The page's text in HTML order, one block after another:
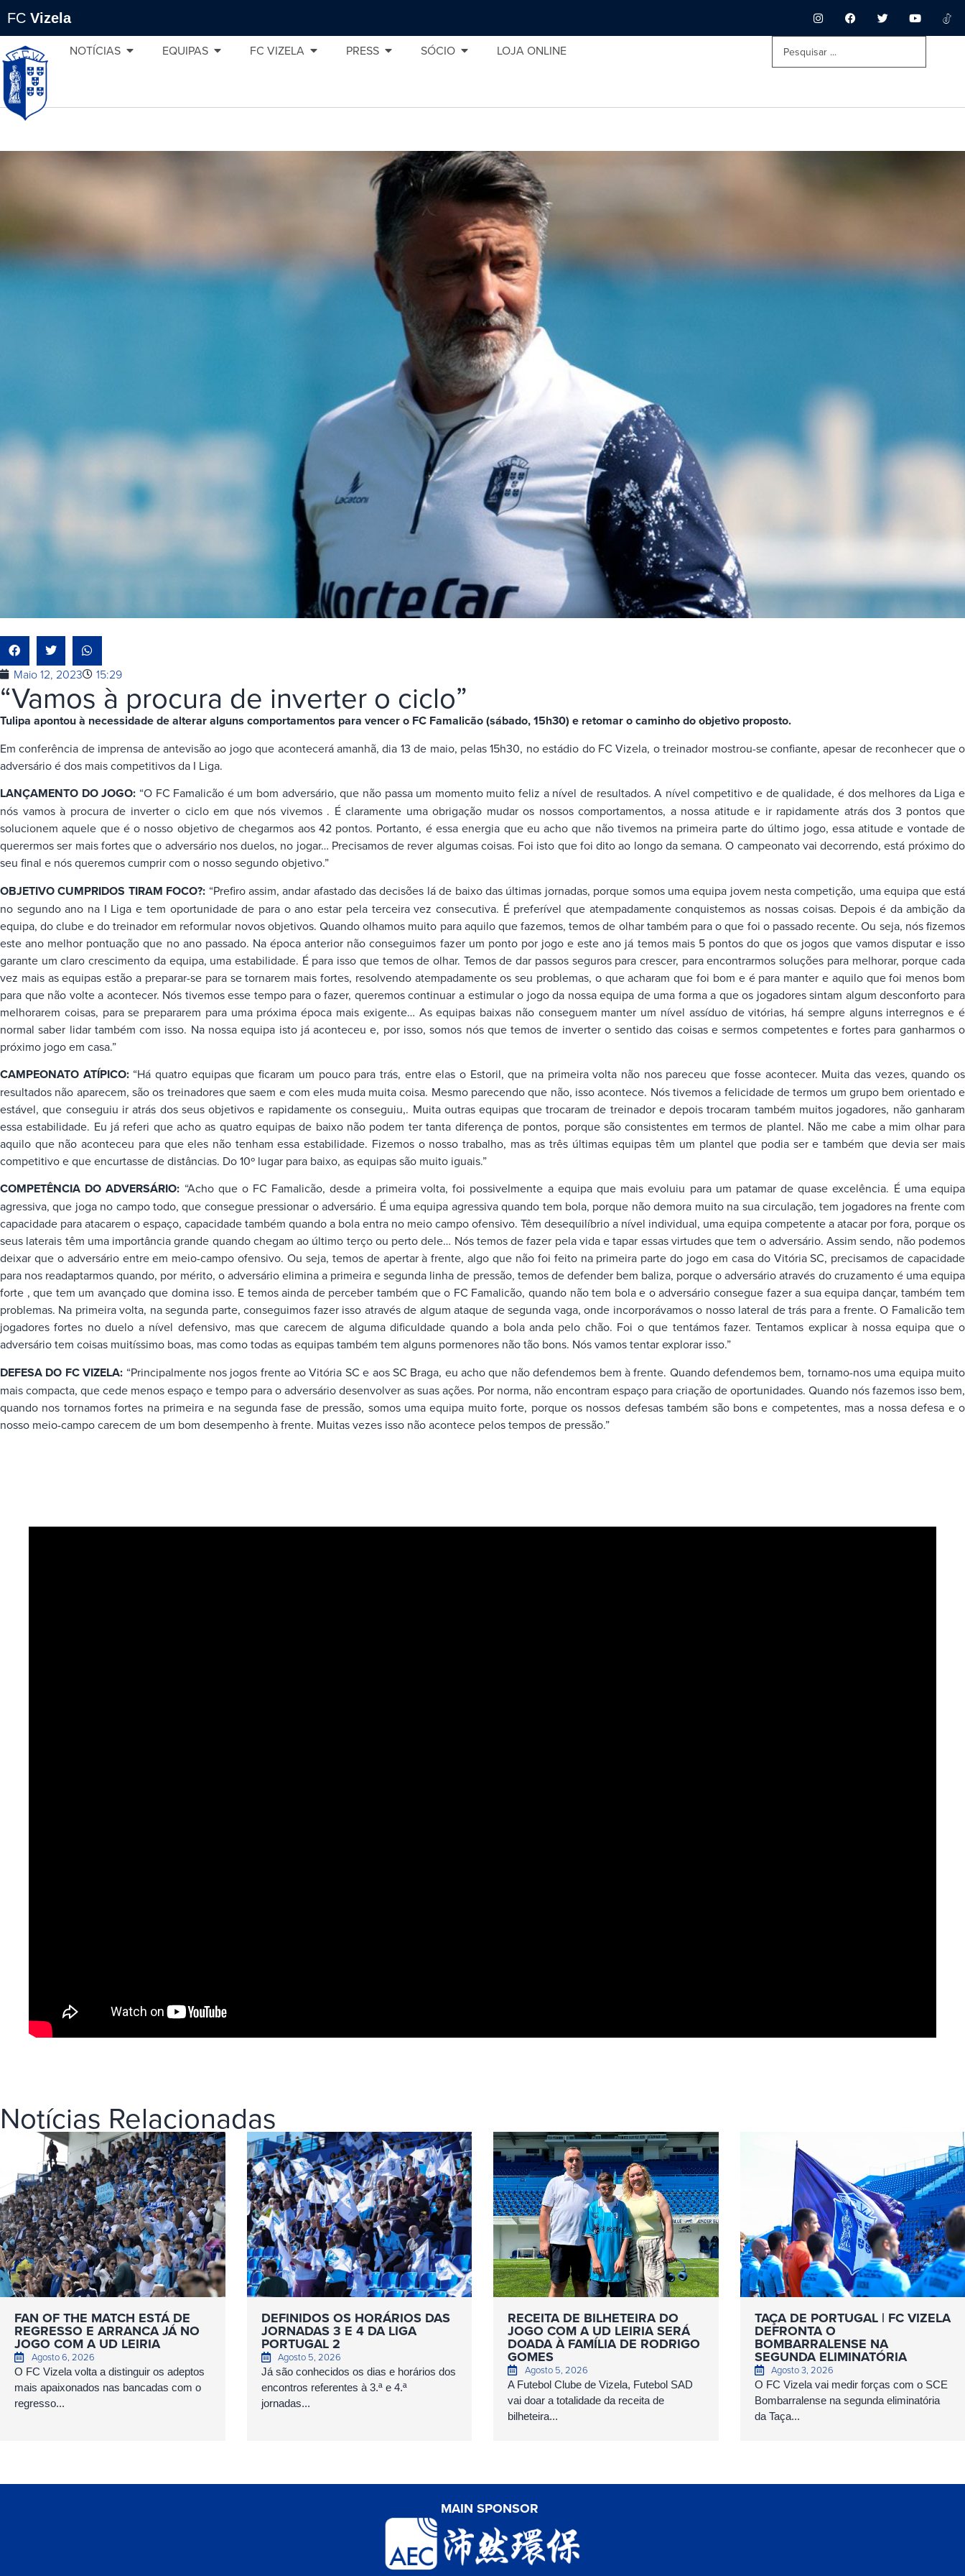
FC Vizela
NOTÍCIAS EQUIPAS FC VIZELA PRESS SÓCIO LOJA ONLINE
Maio 12, 2023 15:29
“Vamos à procura de inverter o ciclo”
Tulipa apontou à necessidade de alterar alguns comportamentos para vencer o FC Famalicão (sábado, 15h30) e retomar o caminho do objetivo proposto.
Em conferência de imprensa de antevisão ao jogo que acontecerá amanhã, dia 13 de maio, pelas 15h30, no estádio do FC Vizela, o treinador mostrou-se confiante, apesar de reconhecer que o
adversário é dos mais competitivos da I Liga.
LANÇAMENTO DO JOGO: “O FC Famalicão é um bom adversário, que não passa um momento muito feliz a nível de resultados. A nível competitivo e de qualidade, é dos melhores da Liga e
nós vamos à procura de inverter o ciclo em que nós vivemos . É claramente uma obrigação mudar os nossos comportamentos, a nossa atitude e ir rapidamente atrás dos 3 pontos que
solucionem aquele que é o nosso objetivo de chegarmos aos 42 pontos. Portanto, é essa energia que eu acho que não tivemos na primeira parte do último jogo, essa atitude e vontade de
querermos ser mais fortes que o adversário nos duelos, no jogar… Precisamos de rever algumas coisas. Foi isto que foi dito ao longo da semana. O campeonato vai decorrendo, está próximo do
seu final e nós queremos cumprir com o nosso segundo objetivo.”
OBJETIVO CUMPRIDOS TIRAM FOCO?: “Prefiro assim, andar afastado das decisões lá de baixo das últimas jornadas, porque somos uma equipa jovem nesta competição, uma equipa que está
no segundo ano na I Liga e tem oportunidade de para o ano estar pela terceira vez consecutiva. É preferível que atempadamente conquistemos as nossas coisas. Depois é da ambição da
equipa, do clube e do treinador em reformular novos objetivos. Quando olhamos muito para aquilo que fazemos, temos de olhar também para o que foi o passado recente. Ou seja, nós fizemos
este ano melhor pontuação que no ano passado. Na época anterior não conseguimos fazer um ponto por jogo e este ano já temos mais 5 pontos do que os jogos que vamos disputar e isso
garante um claro crescimento da equipa, uma estabilidade. É para isso que temos de olhar. Temos de dar passos seguros para crescer, para encontrarmos soluções para melhorar, porque cada
vez mais as equipas estão a preparar-se para se tornarem mais fortes, resolvendo atempadamente os seu problemas, o que acharam que foi bom e é para manter e aquilo que foi menos bom
para que não volte a acontecer. Nós tivemos esse tempo para o fazer, queremos continuar a estimular o jogo da nossa equipa de uma forma a que os jogadores sintam algum desconforto para
melhorarem coisas, para se prepararem para uma próxima época mais exigente… As equipas baixas não conseguem manter um nível assíduo de vitórias, há sempre alguns interregnos e é
normal saber lidar também com isso. Na nossa equipa isto já aconteceu e, por isso, somos nós que temos de inverter o sentido das coisas e sermos competentes e fortes para ganharmos o
próximo jogo em casa.”
CAMPEONATO ATÍPICO: “Há quatro equipas que ficaram um pouco para trás, entre elas o Estoril, que na primeira volta não nos pareceu que fosse acontecer. Muita das vezes, quando os
resultados não aparecem, são os treinadores que saem e com eles muda muita coisa. Mesmo parecendo que não, isso acontece. Nós tivemos a felicidade de termos um grupo bem orientado e
estável, que conseguiu ir atrás dos seus objetivos e rapidamente os conseguiu,. Muita outras equipas que trocaram de treinador e depois trocaram também muitos jogadores, não ganharam
essa estabilidade. Eu já referi que acho as quatro equipas de baixo não podem ter tanta diferença de pontos, porque são consistentes em termos de plantel. Não me cabe a mim olhar para
aquilo que não aconteceu para que eles não tenham essa estabilidade. Fizemos o nosso trabalho, mas as três últimas equipas têm um plantel que podia ser e também que devia ser mais
competitivo e que encurtasse de distâncias. Do 10º lugar para baixo, as equipas são muito iguais.”
COMPETÊNCIA DO ADVERSÁRIO: “Acho que o FC Famalicão, desde a primeira volta, foi possivelmente a equipa que mais evoluiu para um patamar de quase excelência. É uma equipa
agressiva, que joga no campo todo, que consegue pressionar o adversário. É uma equipa agressiva quando tem bola, porque não demora muito na sua circulação, tem jogadores na frente com
capacidade para atacarem o espaço, capacidade também quando a bola entra no meio campo ofensivo. Têm desequilíbrio a nível individual, uma equipa competente a atacar por fora, porque os
seus laterais têm uma importância grande quando chegam ao último terço ou perto dele… Nós temos de fazer pela vida e tapar essas virtudes que tem o adversário. Assim sendo, não podemos
deixar que o adversário entre em meio-campo ofensivo. Ou seja, temos de apertar à frente, algo que não foi feito na primeira parte do jogo em casa do Vitória SC, precisamos de capacidade
para nos readaptarmos quando, por mérito, o adversário elimina a primeira e segunda linha de pressão, temos de defender bem baliza, porque o adversário através do cruzamento é uma equipa
forte , que tem um avançado que domina isso. E temos ainda de perceber também que o FC Famalicão, quando não tem bola e o adversário consegue fazer a sua equipa dançar, também tem
problemas. Na primeira volta, na segunda parte, conseguimos fazer isso através de algum ataque de segunda vaga, onde incorporávamos o nosso lateral de trás para a frente. O Famalicão tem
jogadores fortes no duelo a nível defensivo, mas que carecem de alguma dificuldade quando a bola anda pelo chão. Foi o que tentámos fazer. Tentamos explicar à nossa equipa que o
adversário tem coisas muitíssimo boas, mas como todas as equipas também tem alguns pormenores não tão bons. Nós vamos tentar explorar isso.”
DEFESA DO FC VIZELA: “Principalmente nos jogos frente ao Vitória SC e aos SC Braga, eu acho que não defendemos bem à frente. Quando defendemos bem, tornamo-nos uma equipa muito
mais compacta, que cede menos espaço e tempo para o adversário desenvolver as suas ações. Por norma, não encontram espaço para criação de oportunidades. Quando nós fazemos isso bem,
quando nos tornamos fortes na primeira e na segunda fase de pressão, somos uma equipa muito forte, porque os nossos defesas também são bons e competentes, mas a nossa defesa e o
nosso meio-campo carecem de um bom desempenho à frente. Muitas vezes isso não acontece pelos tempos de pressão.”
Notícias Relacionadas
FAN OF THE MATCH ESTÁ DE
REGRESSO E ARRANCA JÁ NO
JOGO COM A UD LEIRIA
Agosto 6, 2026
O FC Vizela volta a distinguir os adeptos
mais apaixonados nas bancadas com o
regresso...
DEFINIDOS OS HORÁRIOS DAS
JORNADAS 3 E 4 DA LIGA
PORTUGAL 2
Agosto 5, 2026
Já são conhecidos os dias e horários dos
encontros referentes à 3.ª e 4.ª
jornadas...
RECEITA DE BILHETEIRA DO
JOGO COM A UD LEIRIA SERÁ
DOADA À FAMÍLIA DE RODRIGO
GOMES
Agosto 5, 2026
A Futebol Clube de Vizela, Futebol SAD
vai doar a totalidade da receita de
bilheteira...
TAÇA DE PORTUGAL | FC VIZELA
DEFRONTA O
BOMBARRALENSE NA
SEGUNDA ELIMINATÓRIA
Agosto 3, 2026
O FC Vizela vai medir forças com o SCE
Bombarralense na segunda eliminatória
da Taça...
MAIN SPONSOR